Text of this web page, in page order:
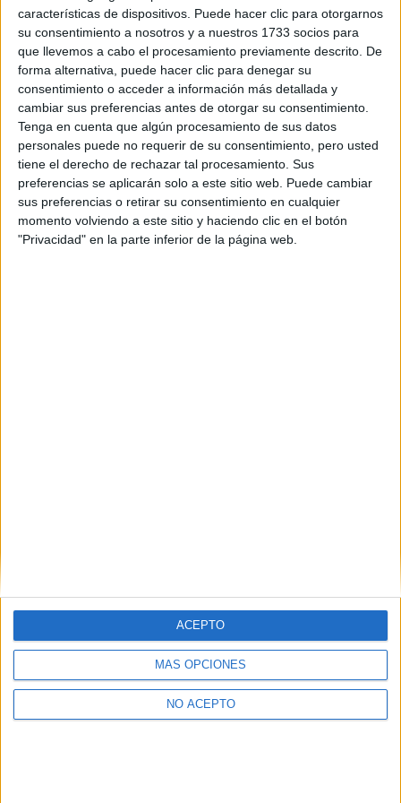
características de dispositivos. Puede hacer clic para otorgarnos
su consentimiento a nosotros y a nuestros 1733 socios para
que llevemos a cabo el procesamiento previamente descrito. De
forma alternativa, puede hacer clic para denegar su
consentimiento o acceder a información más detallada y
cambiar sus preferencias antes de otorgar su consentimiento.
Tenga en cuenta que algún procesamiento de sus datos
personales puede no requerir de su consentimiento, pero usted
tiene el derecho de rechazar tal procesamiento. Sus
preferencias se aplicarán solo a este sitio web. Puede cambiar
sus preferencias o retirar su consentimiento en cualquier
momento volviendo a este sitio y haciendo clic en el botón
"Privacidad" en la parte inferior de la página web.
MÁS OPCIONES
NO ACEPTO
ACEPTO
pondera con 0,2.
¿Hay un mínimo de asignaturas de las que examinarse para
subir nota? ¿Puede ser solo 1? Porque en muchos sitios leo
"entre 2 y 4". Me parecería ridículo tener que pagar 2
exámenes para dejar uno en blanco.
¿Cómo se calcularía mi nota de acceso? ¿Sigue siendo
CDA(40%+60%) + a*M1 + a*M2?
Si suspendo algún examen voluntario, simplemente no se
sumaría naa, ¿no?
¿Es necesario haber cursado una asignatura en bachillerato
para escogerla para subir nota en la fase voluntaria? (lo
digo porque igual me preparo otra de las que ponderan 0,2
aunque no la diese en bachiller).